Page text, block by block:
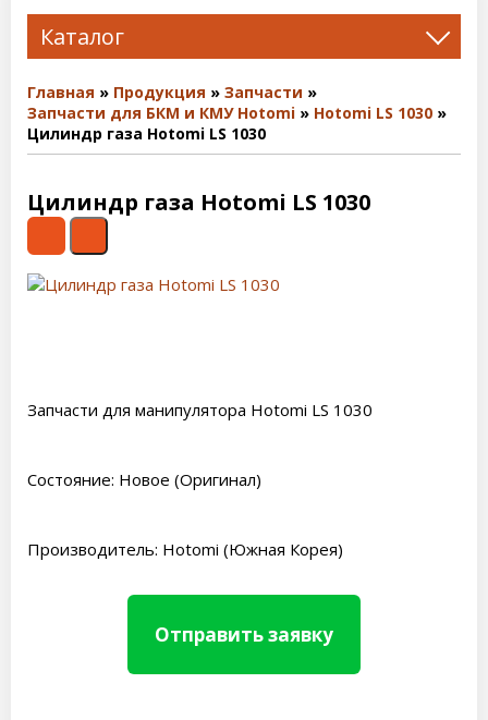
Каталог
Главная Продукция
Запчасти
Запчасти для БКМ и КМУ Hotomi
Hotomi LS 1030
Цилиндр газа Hotomi LS 1030
Цилиндр газа Hotomi LS 1030
Запчасти для манипулятора Hotomi LS 1030
Состояние: Новое (Оригинал)
Производитель: Hotomi (Южная Корея)
Отправить заявку